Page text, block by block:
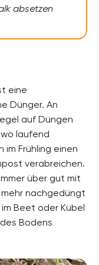
absetzen
eine
Dünger. An
auf Düngen
laufend
Frühling einen
verabreichen.
über gut mit
nachgedüngt
Beet oder Kübel
Bodens